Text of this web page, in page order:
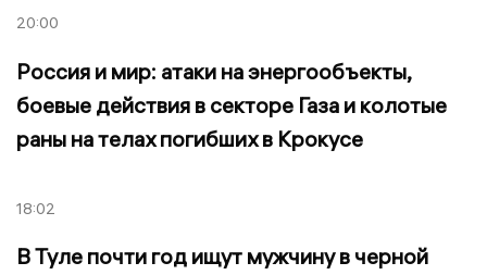
20:00
Россия и мир: атаки на энергообъекты,
боевые действия в секторе Газа и колотые
раны на телах погибших в Крокусе
18:02
В Туле почти год ищут мужчину в черной